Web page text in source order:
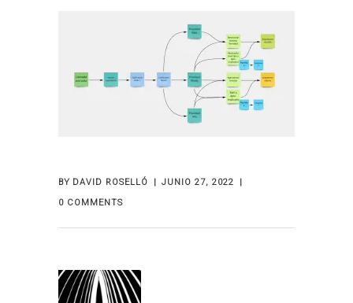
BY DAVID ROSELLÓ
JUNIO 27, 2022
0 COMMENTS